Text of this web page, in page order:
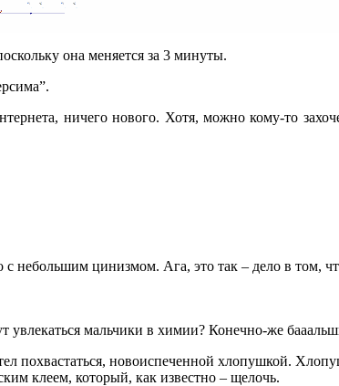
она меняется за 3 минуты.
ничего нового. Хотя, можно кому-то
небольшим цинизмом. Ага, это так – дело в том,
увлекаться мальчики в химии? Конечно-же
новоиспеченной хлопушкой.
клеем, который, как известно – щелочь.